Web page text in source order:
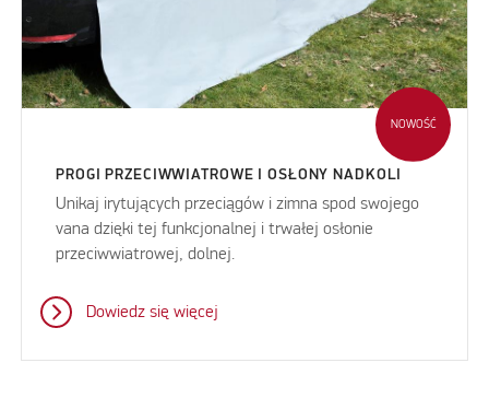
NOWOŚĆ
PROGI PRZECIWWIATROWE I OSŁONY NADKOLI
Unikaj irytujących przeciągów i zimna spod swojego
vana dzięki tej funkcjonalnej i trwałej osłonie
przeciwwiatrowej, dolnej.
Dowiedz się więcej